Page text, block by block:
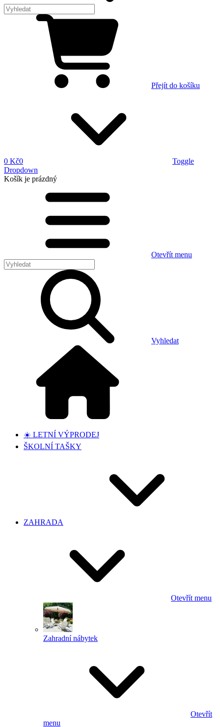
Přejít do košíku
0 Kč0
Toggle
Dropdown
Košík je prázdný
Otevřít menu
Vyhledat
☀️ LETNÍ VÝPRODEJ
ŠKOLNÍ TAŠKY
ZAHRADA
Otevřít menu
Zahradní nábytek
Otevřít
menu